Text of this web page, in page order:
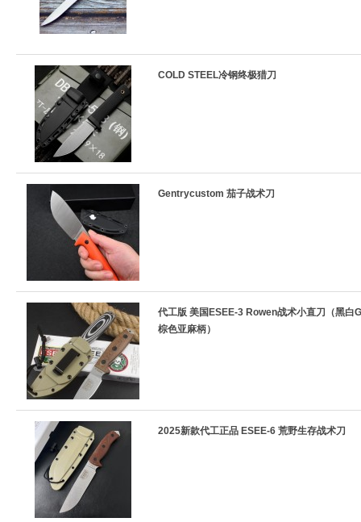
COLD STEEL冷钢终极猎刀
Gentrycustom 茄子战术刀
代工版 美国ESEE-3 Rowen战术小直刀（黑白
棕色亚麻柄）
2025新款代工正品 ESEE-6 荒野生存战术刀